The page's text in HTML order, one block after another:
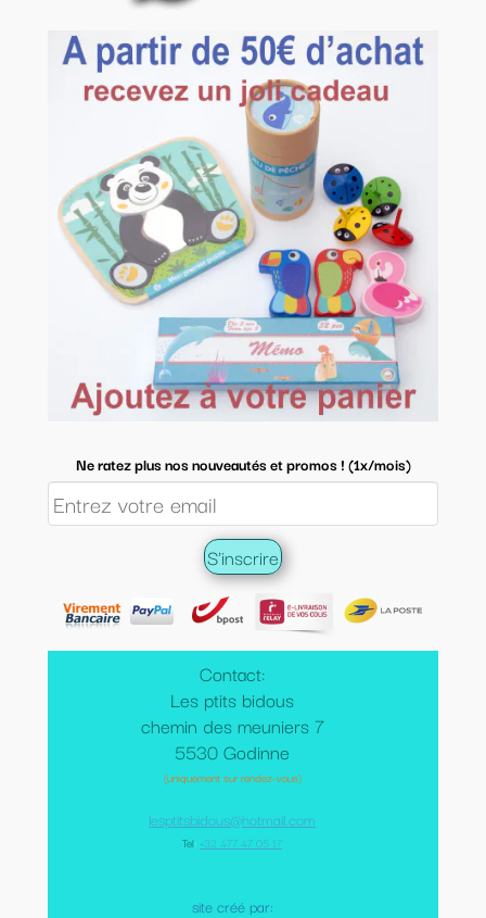
Contact:
Les ptits bidous
chemin des meuniers 7
5530 Godinne
(uniquement sur rendez-vous)
lesptitsbidous@hotmail.com
Tel: +32 477 47 05 17
site créé par:
Ne ratez plus nos nouveautés et promos ! (1x/mois)